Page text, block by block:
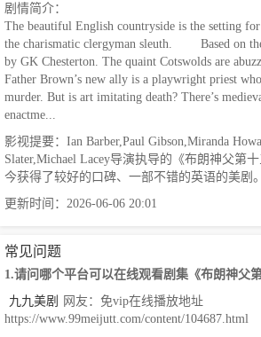
剧情简介：
The beautiful English countryside is the setting
the charismatic clergyman sleuth. Based on the
by GK Chesterton. The quaint Cotswolds are
Father Brown’s new ally is a playwright priest
murder. But is art imitating death? There’s
enactme...
影视提要：Ian Barber,Paul Gibson,Miranda
Slater,Michael Lacey导演执导的《布朗神父第
今获得了较好的口碑、一部不错的英语的美剧。
更新时间：2026-06-06 20:01
常见问题
1.请问哪个平台可以在线观看剧集《布朗神父
九九美剧
网友：免vip在线播放地址
https://www.99meijutt.com/content/104687.html